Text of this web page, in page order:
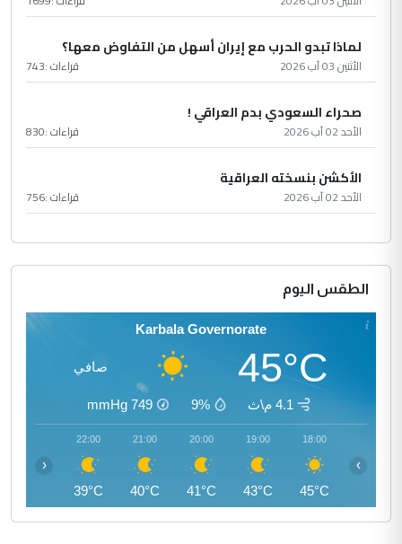
لماذا تبدو الحرب مع إيران أسهل من التفاوض معها؟
الأثنين 03 آب 2026 قراءات :743
صحراء السعودي بدم العراقي !
الأحد 02 آب 2026 قراءات :830
الأكشن بنسخته العراقية
الأحد 02 آب 2026 قراءات :756
الطقس اليوم
Karbala Governorate
45°C صافي
4.1 م\ث 9%
749
mmHg
18:00
45°C
19:00
43°C
20:00
41°C
21:00
40°C
22:00
39°C
‹ ›